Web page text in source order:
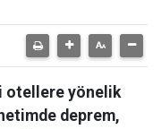
otellere yönelik
deprem,